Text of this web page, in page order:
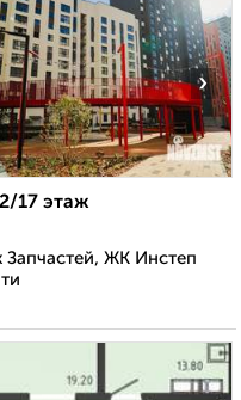
›
17 этаж
Запчастей, ЖК Инстеп